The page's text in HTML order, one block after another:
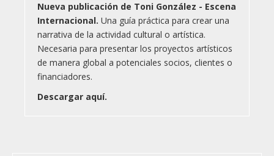
Nueva publicación de Toni González - Escena
Internacional. Una guía práctica para crear una
narrativa de la actividad cultural o artística.
Necesaria para presentar los proyectos artísticos
de manera global a potenciales socios, clientes o
financiadores.
Descargar aquí.